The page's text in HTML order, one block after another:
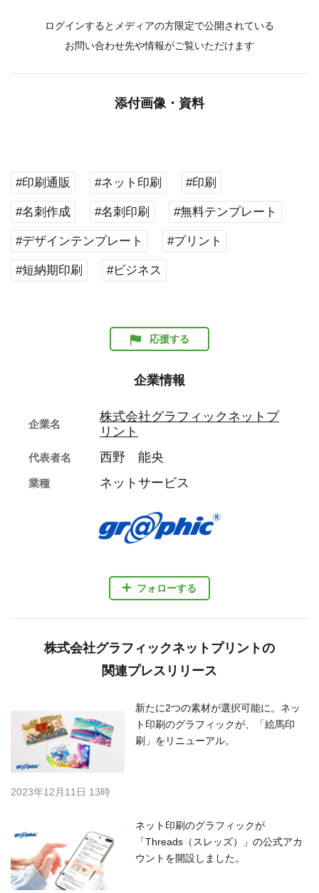
ログインするとメディアの方限定で公開されている
お問い合わせ先や情報がご覧いただけます
添付画像・資料
#印刷通販 #ネット印刷 #印刷
#名刺作成 #名刺印刷 #無料テンプレート
#デザインテンプレート #プリント
#短納期印刷 #ビジネス
応援する
企業情報
フォローする
企業名
株式会社グラフィックネットプ
リント
代表者名 西野 能央
業種 ネットサービス
株式会社グラフィックネットプリントの
関連プレスリリース
新たに2つの素材が選択可能に。ネッ
ト印刷のグラフィックが、「絵馬印
刷」をリニューアル。
2023年12月11日 13時
ネット印刷のグラフィックが
「Threads（スレッズ）」の公式アカ
ウントを開設しました。